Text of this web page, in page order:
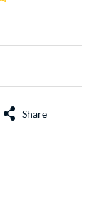
Share